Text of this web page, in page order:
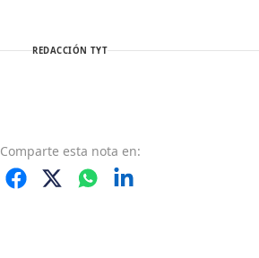
REDACCIÓN TYT
Comparte esta nota en: